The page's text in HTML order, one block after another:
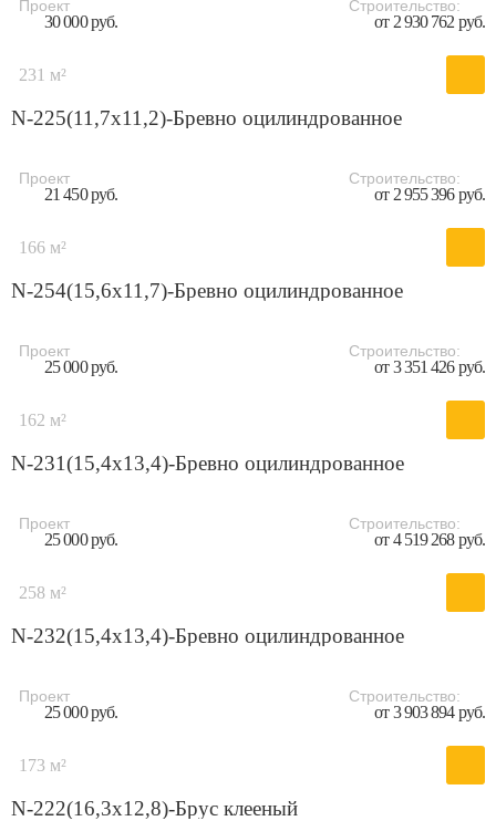
Проект
30 000 руб.
Строительство:
от 2 930 762 руб.
231 м²
N-225(11,7x11,2)-Бревно оцилиндрованное
Проект
21 450 руб.
Строительство:
от 2 955 396 руб.
166 м²
N-254(15,6x11,7)-Бревно оцилиндрованное
Проект
25 000 руб.
Строительство:
от 3 351 426 руб.
162 м²
N-231(15,4x13,4)-Бревно оцилиндрованное
Проект
25 000 руб.
Строительство:
от 4 519 268 руб.
258 м²
N-232(15,4x13,4)-Бревно оцилиндрованное
Проект
25 000 руб.
Строительство:
от 3 903 894 руб.
173 м²
N-222(16,3x12,8)-Брус клееный